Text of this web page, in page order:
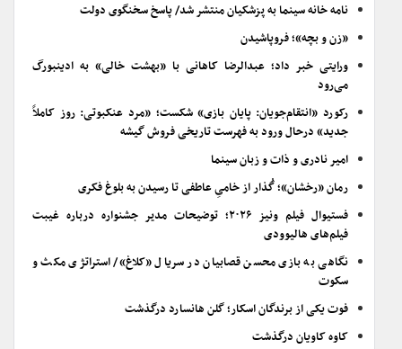
نامه خانه سینما به پزشکیان منتشر شد/ پاسخ سخنگوی دولت
«زن و بچه»؛ فروپاشیدن
ورایتی خبر داد؛ عبدالرضا کاهانی با «بهشت خالی» به ادینبورگ
می‌رود
رکورد «انتقام‌جویان: پایان بازی» شکست؛ «مرد عنکبوتی: روز کاملاً
جدید» درحال ورود به فهرست تاریخی فروش گیشه
امیر نادری و ذات و زبان سینما
رمان «رخشان»؛ گُذار از خامیِ عاطفی تا رسیدن به بلوغ فکری
فستیوال فیلم ونیز ۲۰۲۶؛ توضیحات مدیر جشنواره درباره غیبت
فیلم‌های هالیوودی
نگاهی به بازی محسن قصابیان در سریال «کلاغ»/ استراتژی مکث و
سکوت
فوت یکی از برندگان اسکار؛ گلن هانسارد درگذشت
کاوه کاویان درگذشت